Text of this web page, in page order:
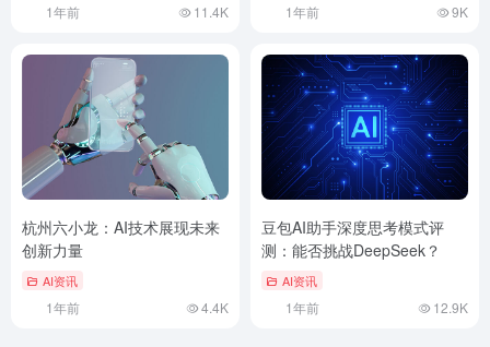
1年前 11.4K 1年前 9K
杭州六小龙：AI技术展现未来
创新力量
AI资讯
1年前 4.4K
豆包AI助手深度思考模式评
测：能否挑战DeepSeek？
AI资讯
1年前 12.9K